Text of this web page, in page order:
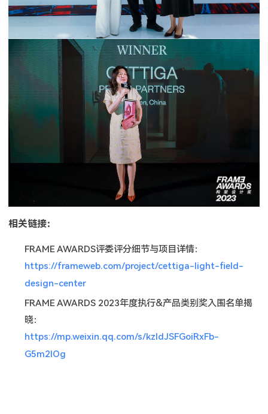
相关链接：
FRAME AWARDS评委评分细节与项目详情：
https://frameweb.com/project/cettiga-light-field-
design-center
FRAME AWARDS 2023年度执行&产品类别奖入围名单揭
晓：
https://mp.weixin.qq.com/s/kzIdJSFGoiRxFb-
G5m2lOg